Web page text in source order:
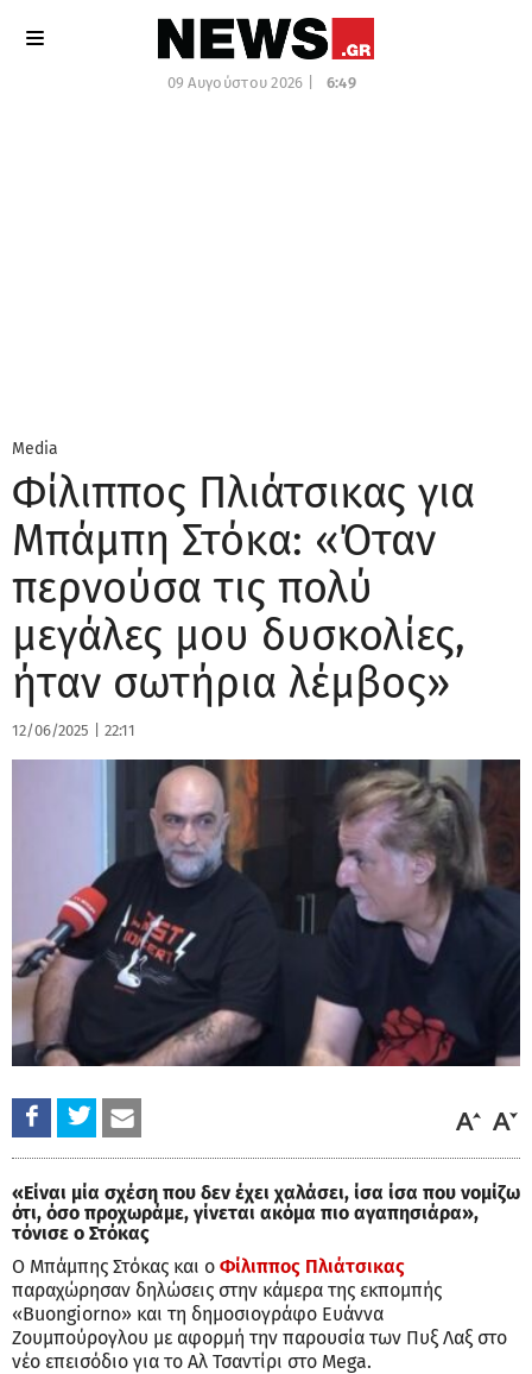
09 Αυγούστου 2026 | 6:49
Media
Φίλιππος Πλιάτσικας για
Μπάμπη Στόκα: «Όταν
περνούσα τις πολύ
μεγάλες μου δυσκολίες,
ήταν σωτήρια λέμβος»
12/06/2025 22:11
«Είναι μία σχέση που δεν έχει χαλάσει, ίσα ίσα που νομίζω
ότι, όσο προχωράμε, γίνεται ακόμα πιο αγαπησιάρα»,
τόνισε ο Στόκας
Ο Μπάμπης Στόκας και ο Φίλιππος Πλιάτσικας
παραχώρησαν δηλώσεις στην κάμερα της εκπομπής
«Buongiorno» και τη δημοσιογράφο Ευάννα
Ζουμπούρογλου με αφορμή την παρουσία των Πυξ Λαξ στο
νέο επεισόδιο για το Αλ Τσαντίρι στο Mega.